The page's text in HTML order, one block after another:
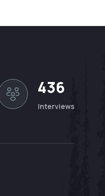
436
Interviews